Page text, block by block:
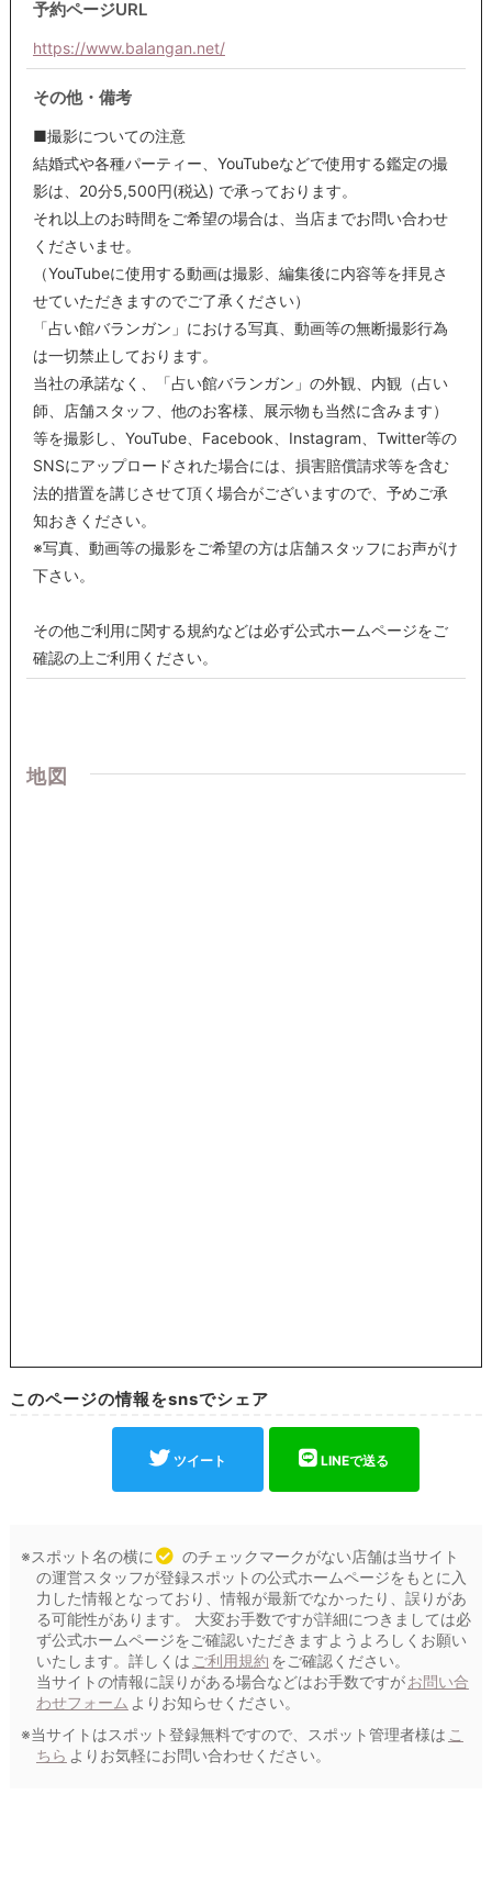
予約ページURL
https://www.balangan.net/
その他・備考
■撮影についての注意
結婚式や各種パーティー、YouTubeなどで使用する鑑定の撮
影は、20分5,500円(税込) で承っております。
それ以上のお時間をご希望の場合は、当店までお問い合わせ
くださいませ。
（YouTubeに使用する動画は撮影、編集後に内容等を拝見さ
せていただきますのでご了承ください）
「占い館バランガン」における写真、動画等の無断撮影行為
は一切禁止しております。
当社の承諾なく、「占い館バランガン」の外観、内観（占い
師、店舗スタッフ、他のお客様、展示物も当然に含みます）
等を撮影し、YouTube、Facebook、Instagram、Twitter等の
SNSにアップロードされた場合には、損害賠償請求等を含む
法的措置を講じさせて頂く場合がございますので、予めご承
知おきください。
※写真、動画等の撮影をご希望の方は店舗スタッフにお声がけ
下さい。
その他ご利用に関する規約などは必ず公式ホームページをご
確認の上ご利用ください。
地図
このページの情報をsnsでシェア
ツイート LINEで送る
※スポット名の横に
のチェックマークがない店舗は当サイト
の運営スタッフが登録スポットの公式ホームページをもとに入
力した情報となっており、情報が最新でなかったり、誤りがあ
る可能性があります。 大変お手数ですが詳細につきましては必
ず公式ホームページをご確認いただきますようよろしくお願い
いたします。詳しくは ご利用規約 をご確認ください。
当サイトの情報に誤りがある場合などはお手数ですがお問い合
わせフォーム よりお知らせください。
※当サイトはスポット登録無料ですので、スポット管理者様は こ
ちら よりお気軽にお問い合わせください。